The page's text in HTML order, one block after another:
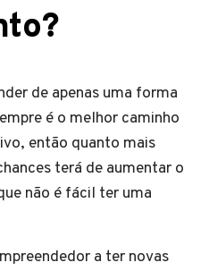
de apenas uma forma
é o melhor caminho
então quanto mais
terá de aumentar o
não é fácil ter uma
a ter novas